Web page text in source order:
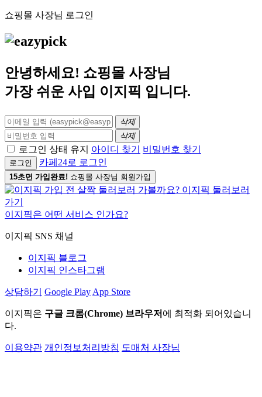
쇼핑몰 사장님 로그인
안녕하세요! 쇼핑몰 사장님
가장 쉬운 사입 이지픽 입니다.
삭제
삭제
로그인 상태 유지 아이디 찾기 비밀번호 찾기
로그인 카페24로 로그인
15초면 가입완료! 쇼핑몰 사장님 회원가입
이지픽은 어떤 서비스 인가요?
이지픽 SNS 채널
이지픽 블로그
이지픽 인스타그램
상담하기 Google Play App Store
이지픽은 구글 크롬(Chrome) 브라우저 에 최적화 되어있습니
다.
이용약관 개인정보처리방침 도매처 사장님